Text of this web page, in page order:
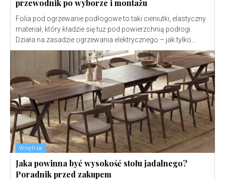
przewodnik po wyborze i montażu
Folia pod ogrzewanie podłogowe to taki cieniutki, elastyczny
materiał, który kładzie się tuż pod powierzchnią podłogi.
Działa na zasadzie ogrzewania elektrycznego – jak tylko...
Wnętrza
Jaka powinna być wysokość stołu jadalnego?
Poradnik przed zakupem